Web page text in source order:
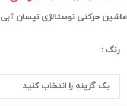
ماشین حرکتی نوستالژی نیسان آبی
رنگ :